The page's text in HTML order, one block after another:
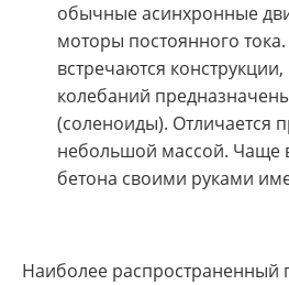
обычные асинхронные
моторы постоянного
встречаются
колебаний
(соленоиды). Отличается
небольшой массой. Чаще
бетона своими руками
Наиболее распространенный